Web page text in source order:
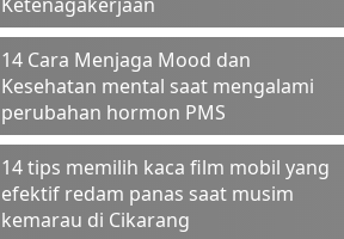
14 Cara Menjaga Mood dan
Kesehatan mental saat mengalami
perubahan hormon PMS
14 tips memilih kaca film mobil yang
efektif redam panas saat musim
kemarau di Cikarang